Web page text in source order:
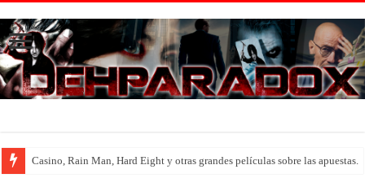
Introducción al maravilloso mundo de ‘Deadly Premonition’